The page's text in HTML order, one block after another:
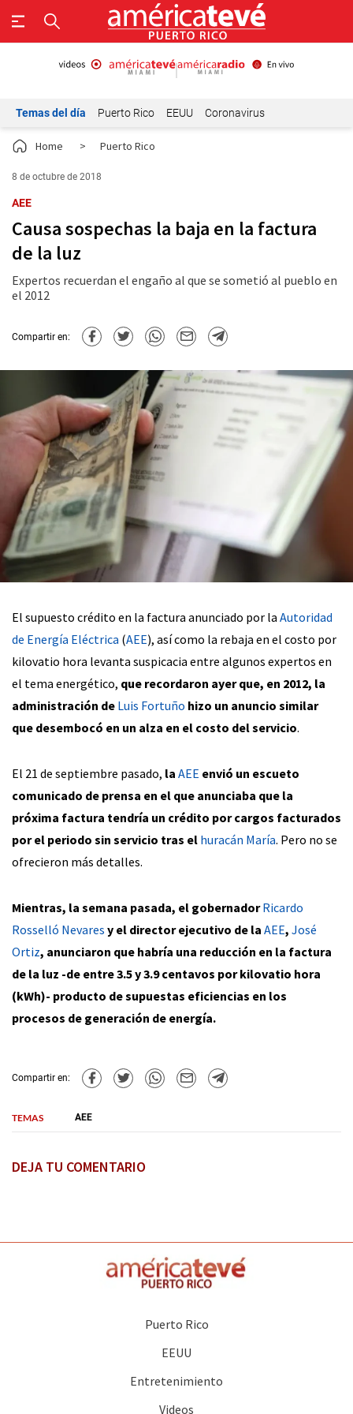
Temas del día Puerto Rico EEUU Coronavirus
Home > Puerto Rico
8 de octubre de 2018
AEE
Causa sospechas la baja en la factura
de la luz
Expertos recuerdan el engaño al que se sometió al pueblo en
el 2012
Compartir en:
El supuesto crédito en la factura anunciado por la Autoridad
de Energía Eléctrica (AEE), así como la rebaja en el costo por
kilovatio hora levanta suspicacia entre algunos expertos en
el tema energético, que recordaron ayer que, en 2012, la
administración de Luis Fortuño hizo un anuncio similar
que desembocó en un alza en el costo del servicio.
El 21 de septiembre pasado, la AEE envió un escueto
comunicado de prensa en el que anunciaba que la
próxima factura tendría un crédito por cargos facturados
por el periodo sin servicio tras el huracán María. Pero no se
ofrecieron más detalles.
Mientras, la semana pasada, el gobernadorRicardo
Rosselló Nevares y el director ejecutivo de la AEE, José
Ortiz, anunciaron que habría una reducción en la factura
de la luz -de entre 3.5 y 3.9 centavos por kilovatio hora
(kWh)- producto de supuestas eficiencias en los
procesos de generación de energía.
Compartir en:
TEMAS AEE
DEJA TU COMENTARIO
Puerto Rico
EEUU
Entretenimiento
Videos